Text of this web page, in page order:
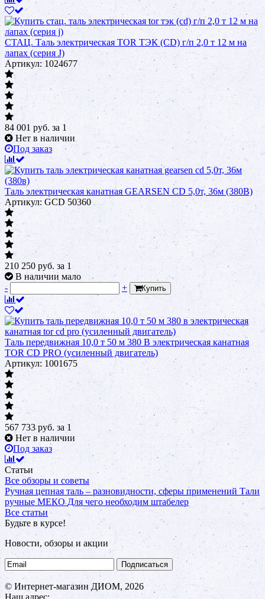
СТАЦ. Таль электрическая TOR ТЭК (CD) г/п 2,0 т 12 м на
лапах (серия J)
Артикул: 1024677
84 001 руб. за 1
Нет в наличии
Под заказ
Таль электрическая канатная GEARSEN CD 5,0т, 36м (380В)
Артикул: GCD 50360
210 250 руб. за 1
В наличии мало
-
+ Купить
Таль передвижная 10,0 т 50 м 380 В электрическая канатная
TOR CD PRO (усиленный двигатель)
Артикул: 1001675
567 733руб. за 1
Нет в наличии
Под заказ
Статьи
Все обзоры и советы
Ручная цепная таль – разновидности, сферы применений Тали
ручные МЕКО Для чего необходим штабелер
Все статьи
Будьте в курсе!
Новости, обзоры и акции
Подписаться
© Интернет-магазин ДИОМ, 2026
Наш адрес: